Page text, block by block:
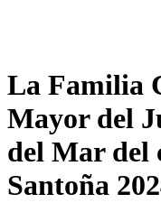
La Familia
Mayor del
del Mar del
Santoña